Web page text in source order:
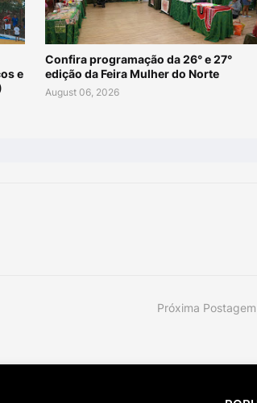
e
Confira programação da 26° e 27°
edição da Feira Mulher do Norte
August 06, 2026
Próxima Postagem